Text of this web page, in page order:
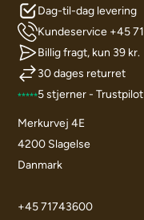
Dag-til-dag levering
Kundeservice +45
Billig fragt, kun 39 kr.
30 dages returret
5 stjerner - Trustpilot
Merkurvej 4E
4200 Slagelse
Danmark
+45 71743600